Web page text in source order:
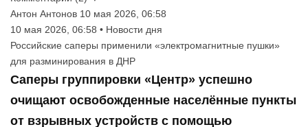
Антон Антонов 10 мая 2026, 06:58
10 мая 2026, 06:58 • Новости дня
Российские саперы применили «электромагнитные пушки»
для разминирования в ДНР
Саперы группировки «Центр» успешно
очищают освобожденные населённые пункты
от взрывных устройств с помощью